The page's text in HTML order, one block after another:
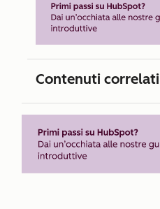
Contenuti correlati